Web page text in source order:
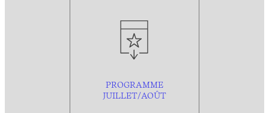
PROGRAMME
JUILLET/AOÛT